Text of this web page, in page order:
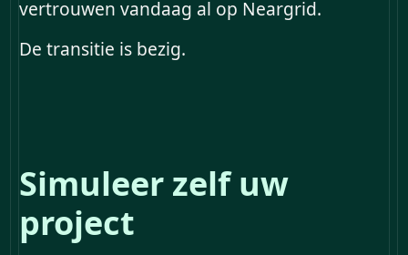
vertrouwen vandaag al op Neargrid.
De transitie is bezig.
Simuleer zelf uw
project